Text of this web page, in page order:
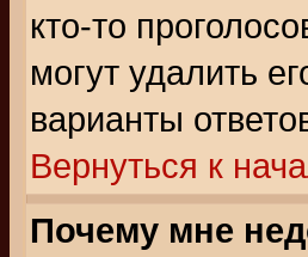
кто-то
могут удалить
варианты
Вернуться к
Почему мне